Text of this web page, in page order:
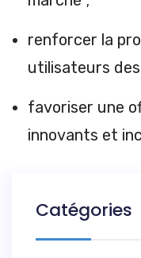
renforcer la
utilisateurs
favoriser une
innovants et
Catégories